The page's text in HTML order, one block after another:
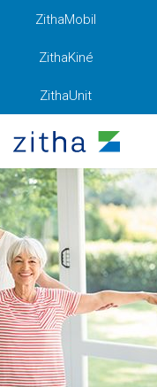
ZithaMobil
ZithaKiné
ZithaUnit